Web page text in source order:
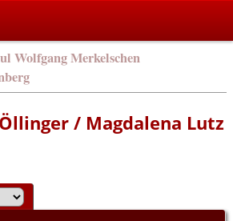
Wolfgang Merkelschen
/ Magdalena Lutz